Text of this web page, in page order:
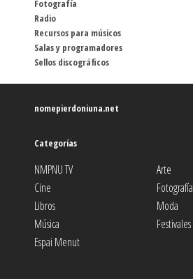
Fotografía
Radio
Recursos para músicos
Salas y programadores
Sellos discográficos
nomepierdoniuna.net
Categorías
NMPNU TV
Arte
Cine
Fotografía
Libros
Moda
Música
Festivales
Espai Menut